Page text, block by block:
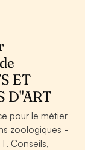
ET
D''ART
pour le métier
zoologiques -
Conseils,